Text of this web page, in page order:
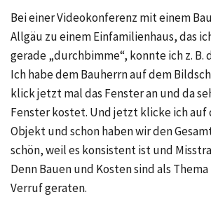
Bei einer Videokonferenz mit einem
Allgäu zu einem Einfamilienhaus, das
gerade „durchbimme“, konnte ich z. B.
Ich habe dem Bauherrn auf dem
klick jetzt mal das Fenster an und da
Fenster kostet. Und jetzt klicke ich auf
Objekt und schon haben wir den
schön, weil es konsistent ist und
Denn Bauen und Kosten sind als
Verruf geraten.